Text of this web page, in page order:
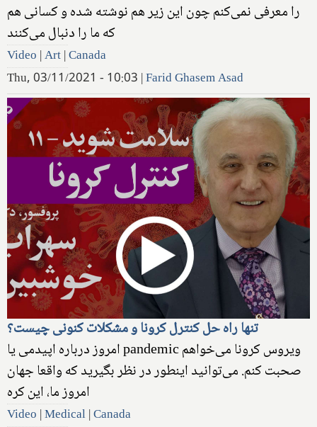
را معرفی نمی‌کنم چون این زیر هم نوشته شده و کسانی هم
که ما را دنبال می‌کنند
Video |Art|Canada
Thu, 03/11/2021 - 10:03 |Farid Ghasem Asad
تنها راه حل کنترل کرونا و مشکلات کنونی چیست؟
امروز درباره اپیدمی یا pandemic ویروس کرونا می‌خواهم
صحبت کنم. می‌توانید اینطور در نظر بگیرید که واقعا جهان
امروز ما، این کره
Video |Medical|Canada